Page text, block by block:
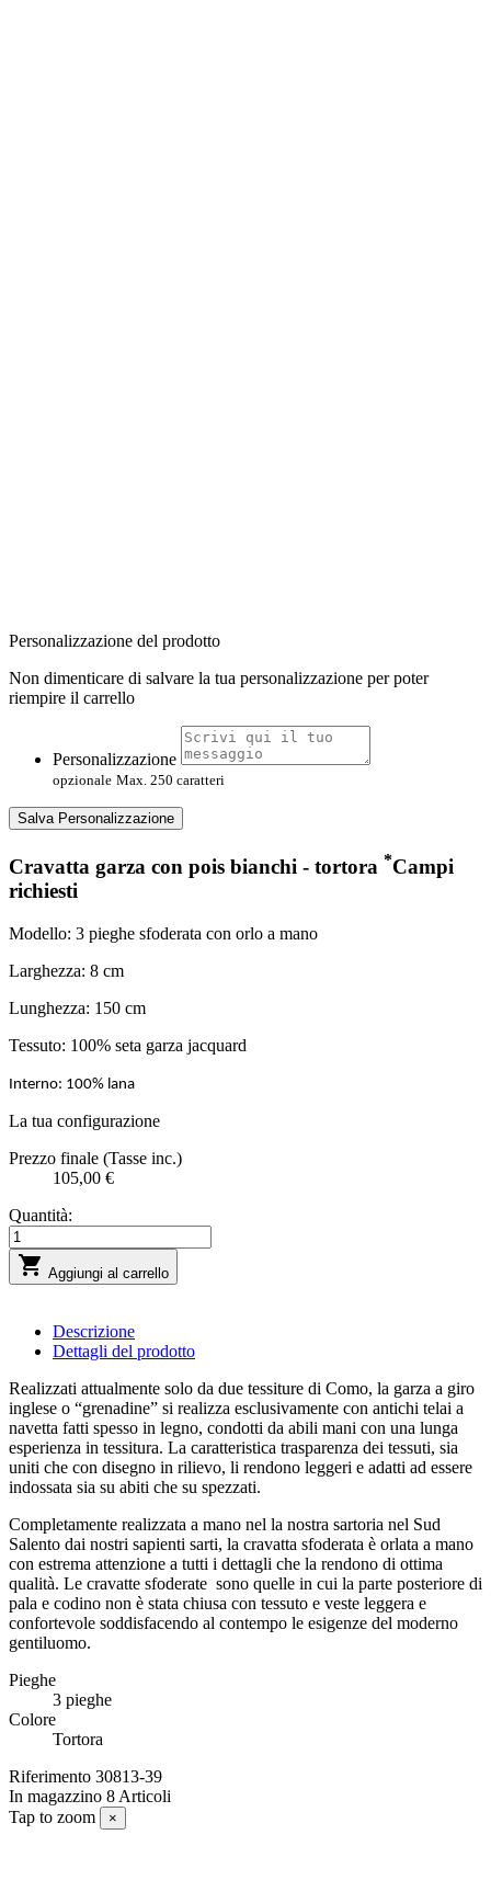
Personalizzazione del prodotto
Non dimenticare di salvare la tua personalizzazione per poter
riempire il carrello
Personalizzazione
opzionale Max. 250 caratteri
Salva Personalizzazione
Cravatta garza con pois bianchi - tortora *Campi
richiesti
Modello: 3 pieghe sfoderata con orlo a mano
Larghezza: 8 cm
Lunghezza: 150 cm
Tessuto: 100% seta garza jacquard
Interno: 100% lana
La tua configurazione
Prezzo finale (Tasse inc.)
105,00 €
Quantità:
 Aggiungi al carrello
Descrizione
Dettagli del prodotto
Realizzati attualmente solo da due tessiture di Como, la garza a giro
inglese o “grenadine” si realizza esclusivamente con antichi telai a
navetta fatti spesso in legno, condotti da abili mani con una lunga
esperienza in tessitura. La caratteristica trasparenza dei tessuti, sia
uniti che con disegno in rilievo, li rendono leggeri e adatti ad essere
indossata sia su abiti che su spezzati.
Completamente realizzata a mano nel la nostra sartoria nel Sud
Salento dai nostri sapienti sarti, la cravatta sfoderata è orlata a mano
con estrema attenzione a tutti i dettagli che la rendono di ottima
qualità. Le cravatte sfoderate sono quelle in cui la parte posteriore di
pala e codino non è stata chiusa con tessuto e veste leggera e
confortevole soddisfacendo al contempo le esigenze del moderno
gentiluomo.
Pieghe
3 pieghe
Colore
Tortora
Riferimento 30813-39
In magazzino 8 Articoli
Tap to zoom
×